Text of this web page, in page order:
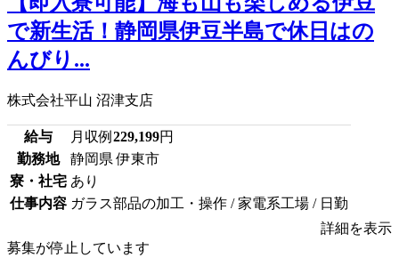
で新生活！静岡県伊豆半島で休日はの
んびり...
株式会社平山 沼津支店
給与 月収例 229,199円
勤務地
静岡県 伊東市
寮・社宅 あり
仕事内容 ガラス部品の加工・操作 / 家電系工場 / 日勤
詳細を表示
募集が停止しています